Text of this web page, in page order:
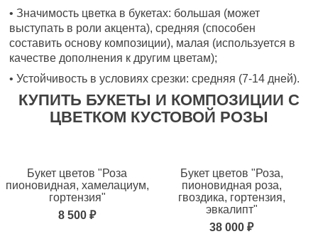
• Значимость цветка в букетах: большая (может
выступать в роли акцента), средняя (способен
составить основу композиции), малая (используется в
качестве дополнения к другим цветам);
• Устойчивость в условиях срезки: средняя (7-14 дней).
КУПИТЬ БУКЕТЫ И КОМПОЗИЦИИ С
ЦВЕТКОМ КУСТОВОЙ РОЗЫ
Букет цветов "Роза
пионовидная, хамелациум,
гортензия"
8 500 ₽
Букет цветов "Роза,
пионовидная роза,
гвоздика, гортензия,
эвкалипт"
38 000 ₽